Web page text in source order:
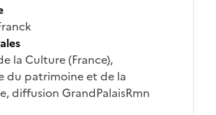
la Culture (France),
du patrimoine et de la
diffusion GrandPalaisRmn